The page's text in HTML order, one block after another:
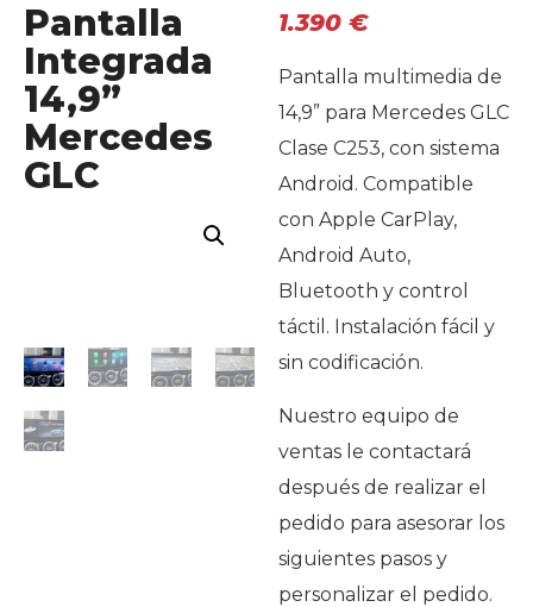
Pantalla
Integrada
14,9”
Mercedes
GLC
1.390 €
Pantalla multimedia de
14,9” para Mercedes GLC
Clase C253, con sistema
Android. Compatible
con Apple CarPlay,
Android Auto,
Bluetooth y control
táctil. Instalación fácil y
sin codificación.
Nuestro equipo de
ventas le contactará
después de realizar el
pedido para asesorar los
siguientes pasos y
personalizar el pedido.